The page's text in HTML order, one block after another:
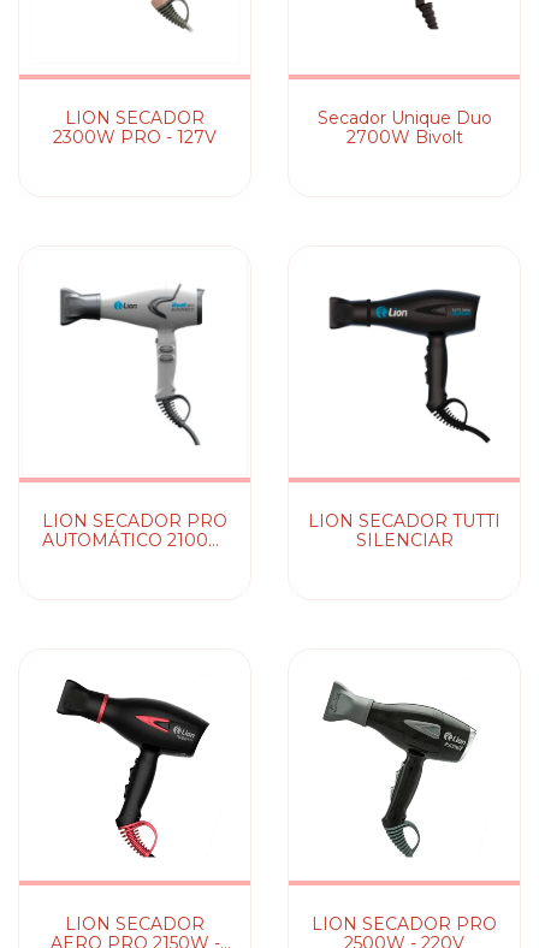
LION SECADOR
2300W PRO - 127V
Secador Unique Duo
2700W Bivolt
LION SECADOR PRO
AUTOMÁTICO 2100W
LION SECADOR TUTTI
SILENCIAR
LION SECADOR
AERO PRO 2150W -
LION SECADOR PRO
2500W - 220V